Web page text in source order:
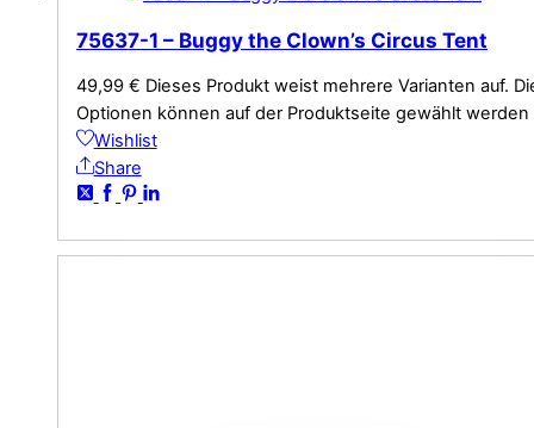
75637-1 – Buggy the Clown’s Circus Tent
49,99 € Dieses Produkt weist mehrere Varianten auf.
Optionen können auf der Produktseite gewählt werden
Wishlist
Share